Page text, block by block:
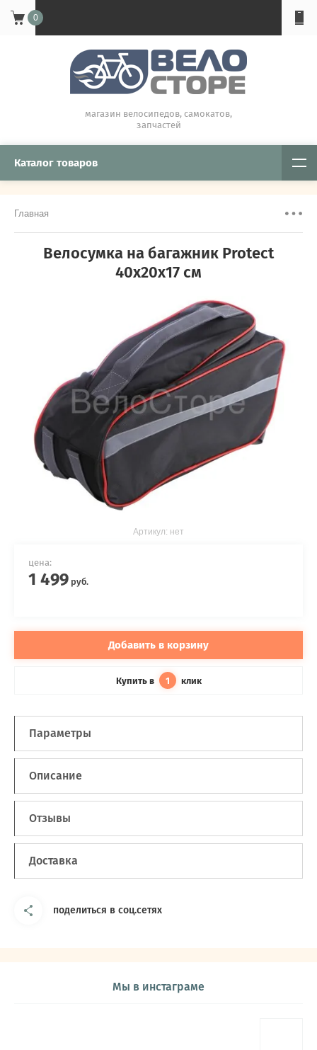
0
магазин велосипедов, самокатов,
запчастей
Каталог товаров
Главная
Велосумка на багажник Protect
40х20х17 см
Артикул: нет
цена:
1 499 руб.
Добавить в корзину
Купить в 1 клик
Параметры
Описание
Отзывы
Доставка
поделиться в соц.сетях
Мы в инстаграме